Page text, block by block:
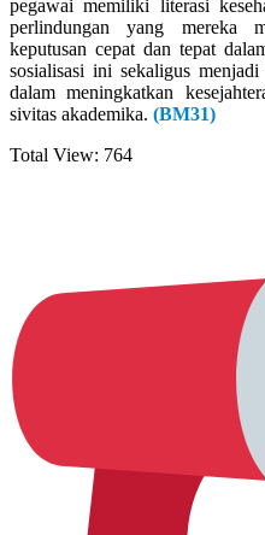
pegawai memiliki literasi
perlindungan yang mereka
keputusan cepat dan tepat
sosialisasi ini sekaligus
dalam meningkatkan
sivitas akademika. (BM31)
Total View: 764